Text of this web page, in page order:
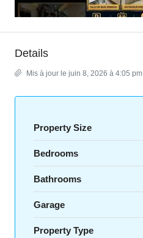
Details
Mis à jour le juin 8, 2026 à 4:05 pm
Property Size
Bedrooms
Bathrooms
Garage
Property Type